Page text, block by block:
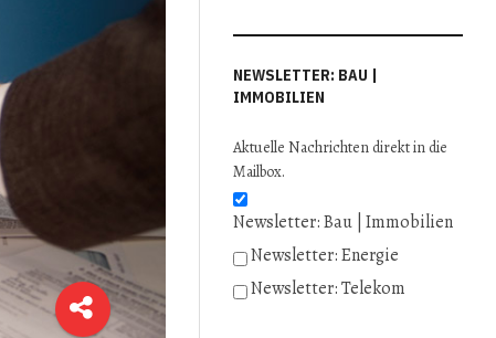
NEWSLETTER: BAU |
IMMOBILIEN
Aktuelle Nachrichten direkt in die
Mailbox.
Newsletter: Bau | Immobilien
Newsletter: Energie
Newsletter: Telekom